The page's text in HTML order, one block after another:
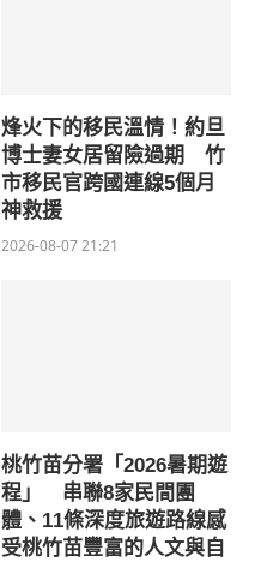
烽火下的移民溫情！約旦
博士妻女居留險過期 竹
市移民官跨國連線5個月
神救援
2026-08-07 21:21
桃竹苗分署「2026暑期遊
程」 串聯8家民間團
體、11條深度旅遊路線感
受桃竹苗豐富的人文與自